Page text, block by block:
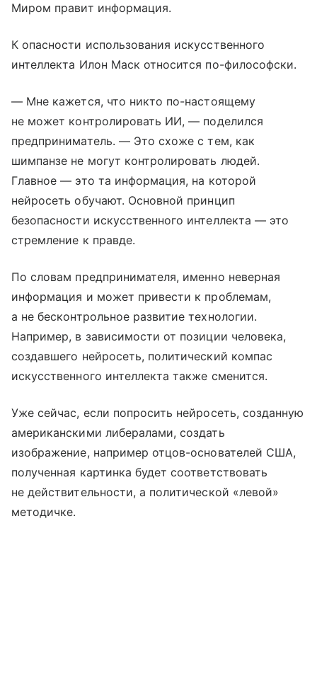
Миром правит информация.
К опасности использования искусственного
интеллекта Илон Маск относится по-философски.
— Мне кажется, что никто по-настоящему
не может контролировать ИИ, — поделился
предприниматель. — Это схоже с тем, как
шимпанзе не могут контролировать людей.
Главное — это та информация, на которой
нейросеть обучают. Основной принцип
безопасности искусственного интеллекта — это
стремление к правде.
По словам предпринимателя, именно неверная
информация и может привести к проблемам,
а не бесконтрольное развитие технологии.
Например, в зависимости от позиции человека,
создавшего нейросеть, политический компас
искусственного интеллекта также сменится.
Уже сейчас, если попросить нейросеть, созданную
американскими либералами, создать
изображение, например отцов-основателей США,
полученная картинка будет соответствовать
не действительности, а политической «левой»
методичке.